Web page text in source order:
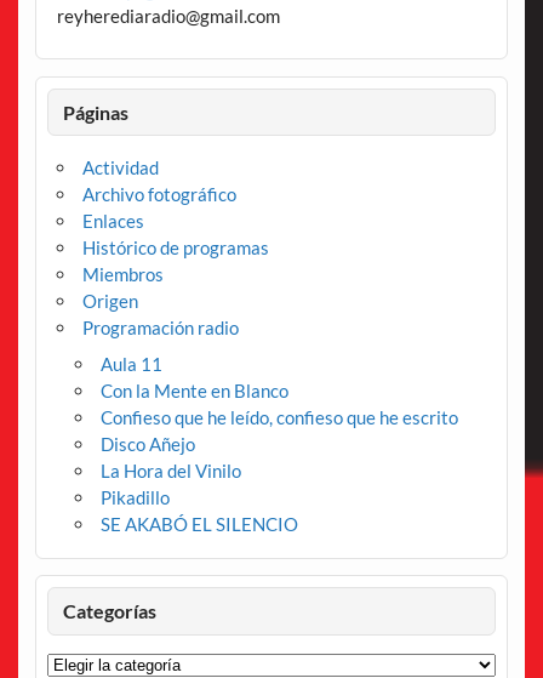
reyherediaradio@gmail.com
Páginas
Actividad
Archivo fotográfico
Enlaces
Histórico de programas
Miembros
Origen
Programación radio
Aula 11
Con la Mente en Blanco
Confieso que he leído, confieso que he escrito
Disco Añejo
La Hora del Vinilo
Pikadillo
SE AKABÓ EL SILENCIO
Categorías
Categorías